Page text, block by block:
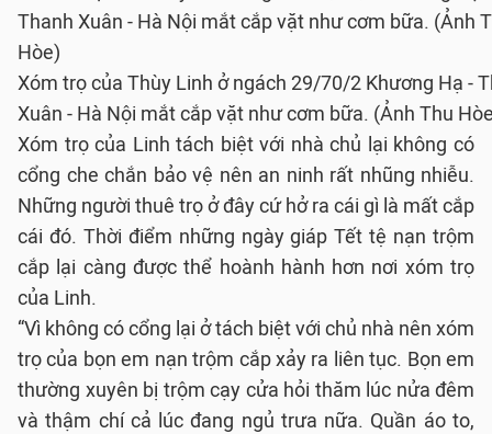
Xóm trọ của Thùy Linh ở ngách 29/70/2 Khương Hạ -
Xuân - Hà Nội mắt cắp vặt như cơm bữa. (Ảnh Thu
Xóm trọ của Linh tách biệt với nhà chủ lại không có
cổng che chắn bảo vệ nên an ninh rất nhũng nhiễu.
Những người thuê trọ ở đây cứ hở ra cái gì là mất cắp
cái đó. Thời điểm những ngày giáp Tết tệ nạn trộm
cắp lại càng được thể hoành hành hơn nơi xóm trọ
của Linh.
“Vì không có cổng lại ở tách biệt với chủ nhà nên xóm
trọ của bọn em nạn trộm cắp xảy ra liên tục. Bọn em
thường xuyên bị trộm cạy cửa hỏi thăm lúc nửa đêm
và thậm chí cả lúc đang ngủ trưa nữa. Quần áo to,